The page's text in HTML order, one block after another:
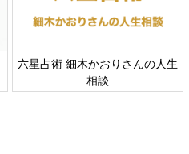
六星占術 細木かおりさんの人生
相談